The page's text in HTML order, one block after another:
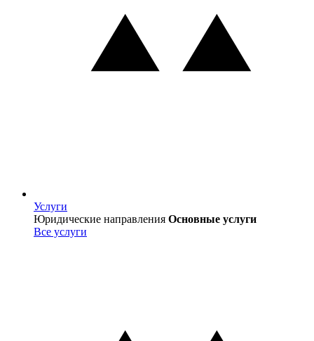
Услуги
Услуги
Юридические направления Основные услуги
Все услуги